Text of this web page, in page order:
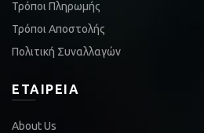
Τρόποι Πληρωμής
Τρόποι Αποστολής
Πολιτική Συναλλαγών
ΕΤΑΙΡΕΊΑ
About Us